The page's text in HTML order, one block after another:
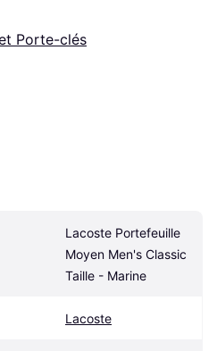
Porte-clés
Lacoste Portefeuille
Moyen Men's Classic
Taille - Marine
Lacoste